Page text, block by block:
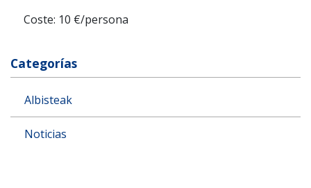
Coste: 10 €/persona
Categorías
Albisteak
Noticias